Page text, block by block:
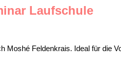
Laufschule
Moshé Feldenkrais. Ideal für die